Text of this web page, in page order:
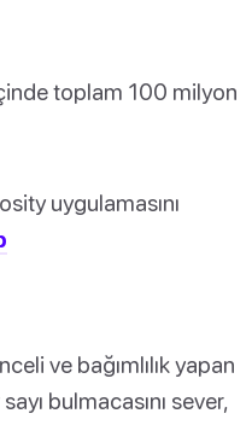
toplam 100 milyon
uygulamasını
ve bağımlılık yapan
bulmacasını sever,